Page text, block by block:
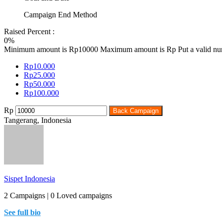
Campaign End Method
Raised Percent :
0%
Minimum amount is Rp10000 Maximum amount is Rp Put a valid
Rp10.000
Rp25.000
Rp50.000
Rp100.000
Rp Back Campaign
Tangerang, Indonesia
Sispet Indonesia
2 Campaigns | 0 Loved campaigns
See full bio